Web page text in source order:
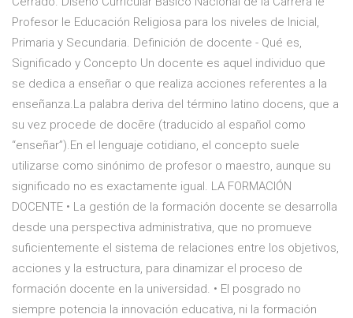
Profesor le Educación Religiosa para los niveles de Inicial,
Primaria y Secundaria. Definición de docente - Qué es,
Significado y Concepto Un docente es aquel individuo que
se dedica a enseñar o que realiza acciones referentes a la
enseñanza.La palabra deriva del término latino docens, que a
su vez procede de docēre (traducido al español como
“enseñar”).En el lenguaje cotidiano, el concepto suele
utilizarse como sinónimo de profesor o maestro, aunque su
significado no es exactamente igual. LA FORMACIÓN
DOCENTE • La gestión de la formación docente se desarrolla
desde una perspectiva administrativa, que no promueve
suficientemente el sistema de relaciones entre los objetivos,
acciones y la estructura, para dinamizar el proceso de
formación docente en la universidad. • El posgrado no
siempre potencia la innovación educativa, ni la formación